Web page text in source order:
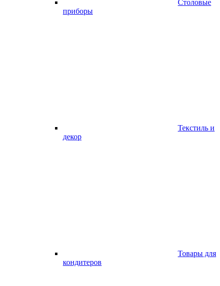
Столовые
приборы
Текстиль и
декор
Товары для
кондитеров